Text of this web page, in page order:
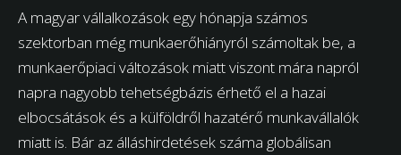
A magyar vállalkozások egy hónapja számos
szektorban még munkaerőhiányról számoltak be, a
munkaerőpiaci változások miatt viszont mára napról
napra nagyobb tehetségbázis érhető el a hazai
elbocsátások és a külföldről hazatérő munkavállalók
miatt is. Bár az álláshirdetések száma globálisan